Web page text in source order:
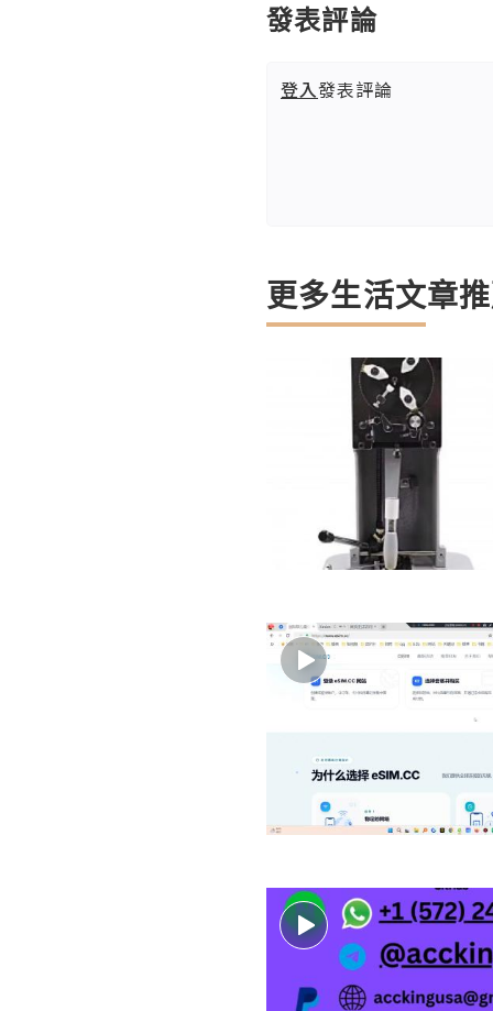
發表評論
登入發表評論
更多生活文章